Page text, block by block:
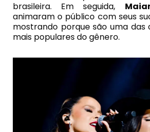
brasileira. Em seguida,
animaram o público com seus
mostrando porque são uma das
mais populares do gênero.